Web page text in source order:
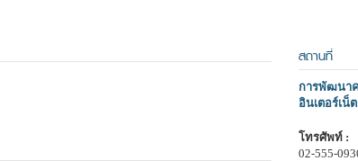
สถานที่
การพัฒนาค
อินเตอร์เน็
โทรศัพท์ :
02-555-